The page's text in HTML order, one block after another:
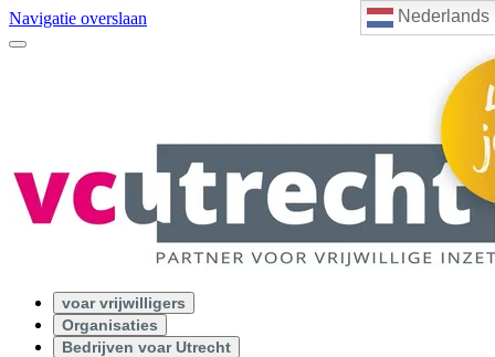
Nederlands
Navigatie overslaan
voar vrijwilligers
Organisaties
Bedrijven voar Utrecht